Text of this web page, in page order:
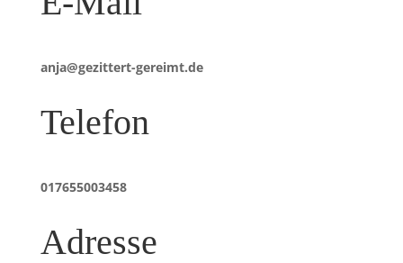
anja@gezittert-gereimt.de
Telefon
017655003458
Adresse